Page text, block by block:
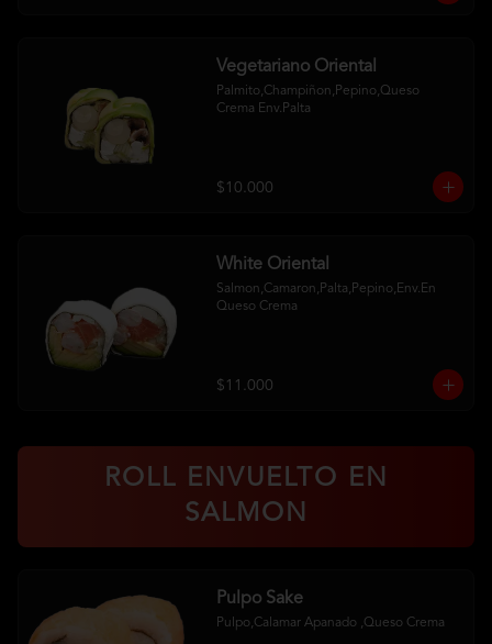
Vegetariano Oriental
Palmito,Champiñon,Pepino,Queso
Crema Env.Palta
$10.000
White Oriental
Salmon,Camaron,Palta,Pepino,Env.En
Queso Crema
$11.000
ROLL ENVUELTO EN
SALMON
Pulpo Sake
Pulpo,Calamar Apanado ,Queso Crema